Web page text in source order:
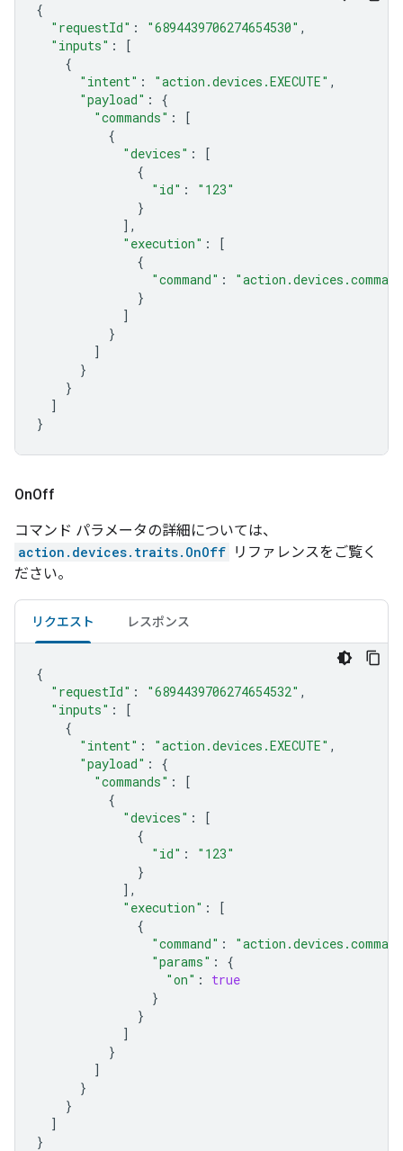
{
"requestId" : "6894439706274654530" ,
"inputs" :
[
{
"intent" : "action.devices.EXECUTE" ,
"payload" :
{
"commands" :
[
{
"devices" :
[
{
"id" :
"123"
}
],
"execution" :
[
{
"command" :
}
]
}
]
}
}
]
}
OnOff
コマンド パラメータの詳細については、
action.devices.traits.OnOff リファレンスをご覧く
ださい。
リクエスト レスポンス
{
"requestId" : "6894439706274654532" ,
"inputs" :
[
{
"intent" : "action.devices.EXECUTE" ,
"payload" :
{
"commands" :
[
{
"devices" :
[
{
"id" :
"123"
}
],
"execution" :
[
{
"command" :
"params" :
{
"on" :
true
}
}
]
}
]
}
}
]
}